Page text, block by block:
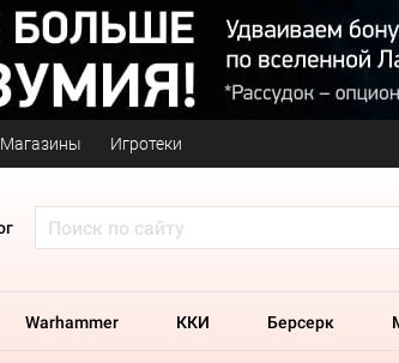
Магазины Игротеки
Warhammer ККИ Берсерк